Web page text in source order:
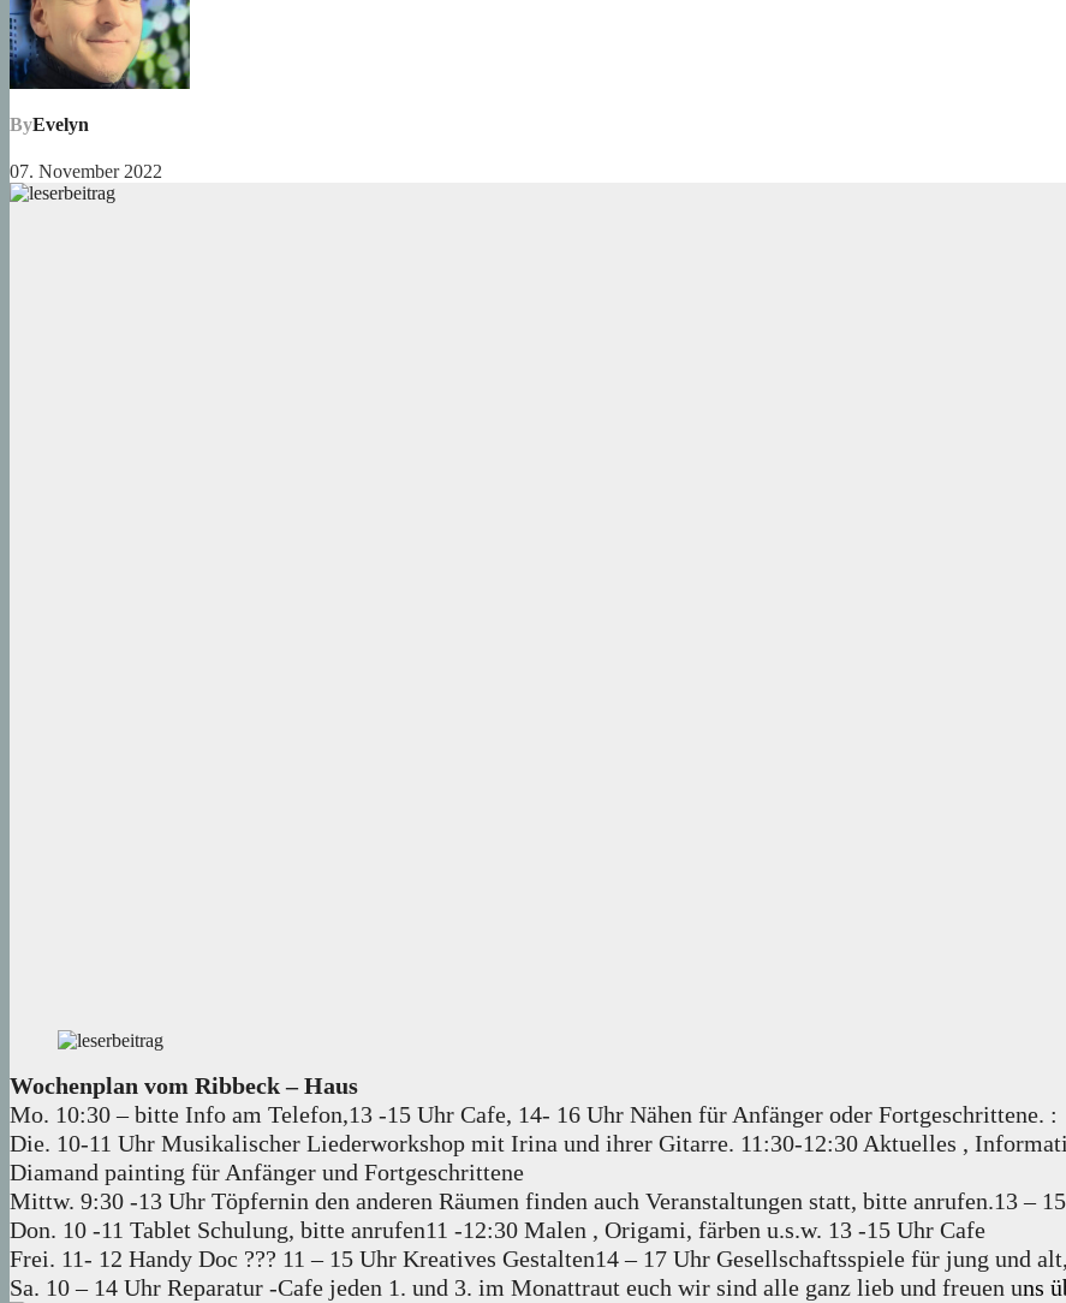
ByEvelyn
07. November 2022
Wochenplan vom Ribbeck – Haus
Mo. 10:30 – bitte Info am Telefon,13 -15 Uhr Cafe, 14- 16 Uhr Nähen für Anfänger oder Fortgeschrittene. :
Die. 10-11 Uhr Musikalischer Liederworkshop mit Irina und ihrer Gitarre. 11:30-12:30 Aktuelles ,
Diamand painting für Anfänger und Fortgeschrittene
Mittw. 9:30 -13 Uhr Töpfernin den anderen Räumen finden auch Veranstaltungen statt, bitte anrufen.13 –
Don. 10 -11 Tablet Schulung, bitte anrufen11 -12:30 Malen , Origami, färben u.s.w. 13 -15 Uhr Cafe
Frei. 11- 12 Handy Doc ??? 11 – 15 Uhr Kreatives Gestalten14 – 17 Uhr Gesellschaftsspiele für jung und
Sa. 10 – 14 Uhr Reparatur -Cafe jeden 1. und 3. im Monattraut euch wir sind alle ganz lieb und freuen uns